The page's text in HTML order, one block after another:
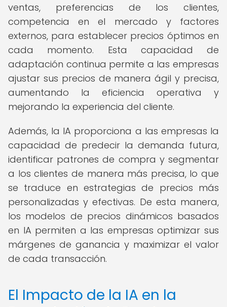
ventas, preferencias de los clientes,
competencia en el mercado y factores
externos, para establecer precios óptimos en
cada momento. Esta capacidad de
adaptación continua permite a las empresas
ajustar sus precios de manera ágil y precisa,
aumentando la eficiencia operativa y
mejorando la experiencia del cliente.
Además, la IA proporciona a las empresas la
capacidad de predecir la demanda futura,
identificar patrones de compra y segmentar
a los clientes de manera más precisa, lo que
se traduce en estrategias de precios más
personalizadas y efectivas. De esta manera,
los modelos de precios dinámicos basados
en IA permiten a las empresas optimizar sus
márgenes de ganancia y maximizar el valor
de cada transacción.
El Impacto de la IA en la